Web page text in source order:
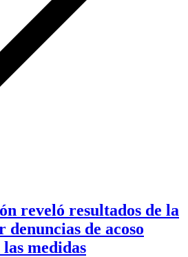
reveló resultados de la
de acoso
las medidas